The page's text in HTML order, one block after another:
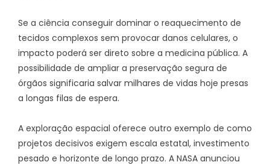
Se a ciência conseguir dominar o reaquecimento de
tecidos complexos sem provocar danos celulares, o
impacto poderá ser direto sobre a medicina pública. A
possibilidade de ampliar a preservação segura de
órgãos significaria salvar milhares de vidas hoje presas
a longas filas de espera.
A exploração espacial oferece outro exemplo de como
projetos decisivos exigem escala estatal, investimento
pesado e horizonte de longo prazo. A NASA anunciou